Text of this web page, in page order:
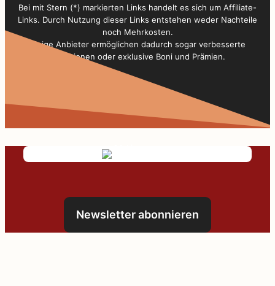
Bei mit Stern (*) markierten Links handelt es sich um Affiliate-
Links. Durch Nutzung dieser Links entstehen weder Nachteile
noch Mehrkosten.
Einige Anbieter ermöglichen dadurch sogar verbesserte
Konditionen oder exklusive Boni und Prämien.
Newsletter abonnieren